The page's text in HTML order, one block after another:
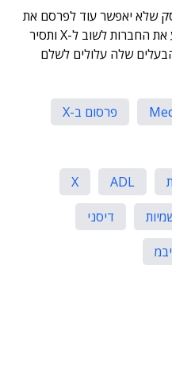
שלא יאפשר עוד לפרסם את
המסר "מהנהר לים" היא שתשכנע את החברות לשוב ל-X ותסיר
שלה עלולים לשלם
פרסום ב-X
ADL
X
דיסני
יבמ